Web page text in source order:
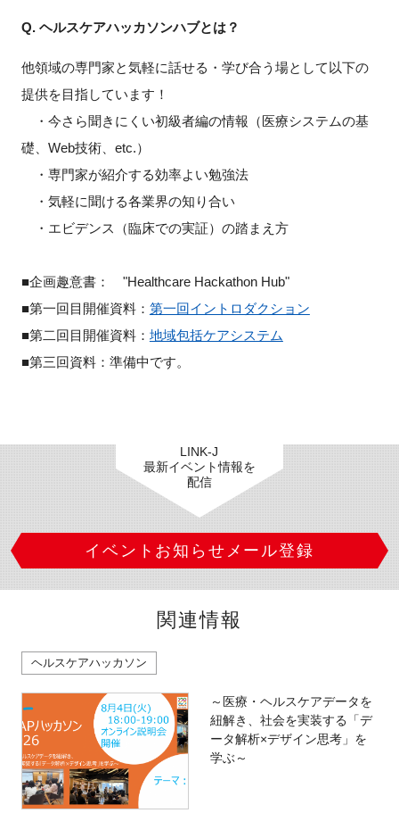
Q. ヘルスケアハッカソンハブとは？
他領域の専門家と気軽に話せる・学び合う場として以下の
提供を目指しています！
・今さら聞きにくい初級者編の情報（医療システムの基
礎、Web技術、etc.）
・専門家が紹介する効率よい勉強法
・気軽に聞ける各業界の知り合い
・エビデンス（臨床での実証）の踏まえ方
■企画趣意書： "Healthcare Hackathon Hub"
■第一回目開催資料： 第一回イントロダクション
■第二回目開催資料： 地域包括ケアシステム
■第三回資料：準備中です。
LINK-J
最新イベント情報を
配信
イベントお知らせメール登録
関連情報
ヘルスケアハッカソン
～医療・ヘルスケアデータを
紐解き、社会を実装する「デ
ータ解析×デザイン思考」を
学ぶ～